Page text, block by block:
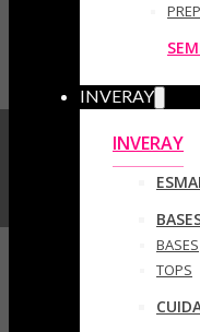
INVERAY
INVERAY
BASES
TOPS